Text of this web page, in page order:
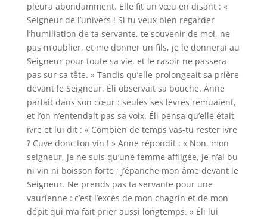
pleura abondamment. Elle fit un vœu en disant : «
Seigneur de l’univers ! Si tu veux bien regarder
l’humiliation de ta servante, te souvenir de moi, ne
pas m’oublier, et me donner un fils, je le donnerai au
Seigneur pour toute sa vie, et le rasoir ne passera
pas sur sa tête. » Tandis qu’elle prolongeait sa prière
devant le Seigneur, Éli observait sa bouche. Anne
parlait dans son cœur : seules ses lèvres remuaient,
et l’on n’entendait pas sa voix. Éli pensa qu’elle était
ivre et lui dit : « Combien de temps vas-tu rester ivre
? Cuve donc ton vin ! » Anne répondit : « Non, mon
seigneur, je ne suis qu’une femme affligée, je n’ai bu
ni vin ni boisson forte ; j’épanche mon âme devant le
Seigneur. Ne prends pas ta servante pour une
vaurienne : c’est l’excès de mon chagrin et de mon
dépit qui m’a fait prier aussi longtemps. » Éli lui